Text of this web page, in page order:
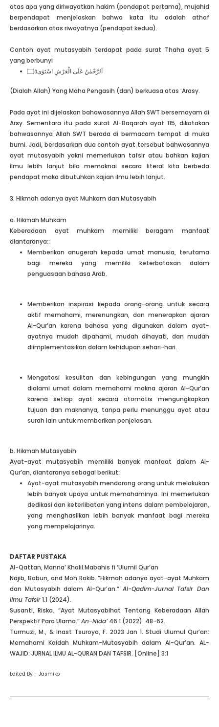
atas apa yang diriwayatkan hakim (pendapat pertama), mujahid
berpendapat menjelaskan bahwa kata itu adalah athaf
berdasarkan atas riwayatnya (pendapat kedua).
Contoh ayat mutasyabih terdapat pada surat Thaha ayat 5
yang berbunyi
اَلرَّحْمٰنُ عَلَى الْعَرْشِ اسْتَوٰى۝٥
(Dialah Allah) Yang Maha Pengasih (dan) berkuasa atas ʻArasy.
Pada ayat ini dijelaskan bahawasannya Allah SWT bersemayam di
Arsy. Sementara itu pada surat Al-Baqarah ayat 115, dikatakan
bahwasannya Allah SWT berada di bermacam tempat di muka
bumi. Jadi, berdasarkan dua contoh ayat tersebut bahwasannya
ayat mutasyabih yakni memerlukan tafsir atau bahkan kajian
ilmu lebih lanjut bila memaknai secara literal kita berbeda
pendapat maka dibutuhkan kajian ilmu lebih lanjut.
3. Hikmah adanya ayat Muhkam dan Mutasyabih
a. Hikmah Muhkam
Keberadaan ayat muhkam memiliki beragam manfaat
diantaranya::
Memberikan anugerah kepada umat manusia, terutama
bagi mereka yang memiliki keterbatasan dalam
penguasaan bahasa Arab.
Memberikan inspirasi kepada orang-orang untuk secara
aktif memahami, merenungkan, dan menerapkan ajaran
Al-Qur’an karena bahasa yang digunakan dalam ayat-
ayatnya mudah dipahami, mudah dihayati, dan mudah
diimplementasikan dalam kehidupan sehari-hari.
Mengatasi kesulitan dan kebingungan yang mungkin
dialami umat dalam memahami makna ajaran Al-Qur’an
karena setiap ayat secara otomatis mengungkapkan
tujuan dan maknanya, tanpa perlu menunggu ayat atau
surah lain untuk memberikan penjelasan.
b. Hikmah Mutasyabih
Ayat-ayat mutasyabih memiliki banyak manfaat dalam Al-
Qur’an, diantaranya sebagai berikut:
Ayat-ayat mutasyabih mendorong orang untuk melakukan
lebih banyak upaya untuk memahaminya. Ini memerlukan
dedikasi dan keterlibatan yang intens dalam pembelajaran,
yang menghasilkan lebih banyak manfaat bagi mereka
yang mempelajarinya.
DAFTAR PUSTAKA
Al-Qattan, Manna’ Khalil.Mabahis fi ‘Ulumil Qur’an
Najib, Babun, and Moh Rokib. “Hikmah adanya ayat-ayat Muhkam
dan Mutasyabih dalam Al-Qur’an.” Al-Qadim-Jurnal Tafsir Dan
Ilmu Tafsir1.1 (2024).
Susanti, Riska. “Ayat Mutasyabihat Tentang Keberadaan Allah
Perspektif Para Ulama.”An-Nida’46.1 (2022): 48-62.
Turmuzi, M., & Inast Tsuroya, F. 2023 Jan 1. Studi Ulumul Qur’an:
Memahami Kaidah Muhkam-Mutasyabih dalam Al-Qur’an. AL-
WAJID: JURNAL ILMU AL-QURAN DAN TAFSIR. [Online] 3:1
Edited By - Jasmiko